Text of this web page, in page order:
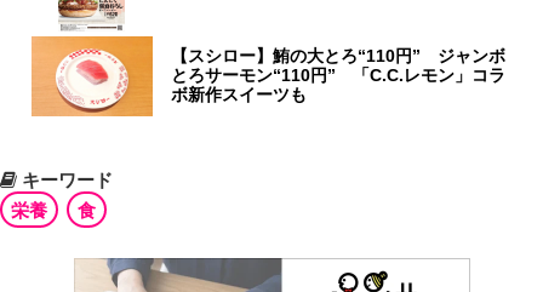
【スシロー】鮪の大とろ“110円” ジャンボ
とろサーモン“110円” 「C.C.レモン」コラ
ボ新作スイーツも
キーワード
栄養
食